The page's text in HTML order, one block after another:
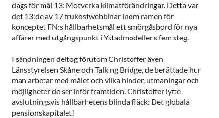
dags för mål 13: Motverka klimatförändringar. Detta var
det 13:de av 17 frukostwebbinar inom ramen för
konceptet FN:s hållbarhetsmål ett smörgåsbord för nya
affärer med utgångspunkt i Ystadmodellens fem steg.
I sändningen deltog förutom Christoffer även
Länsstyrelsen Skåne och Talking Bridge, de berättade hur
man arbetar med målet och vilka hinder, utmaningar och
möjligheter de ser inför framtiden. Christoffer lyfte
avslutningsvis hållbarhetens blinda fläck: Det globala
pensionskapitalet!